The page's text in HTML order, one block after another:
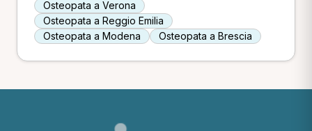
Osteopata a Verona
Osteopata a Reggio Emilia
Osteopata a Modena
Osteopata a Brescia